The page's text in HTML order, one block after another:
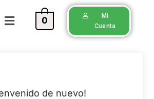
0
Mi
Cuenta
de nuevo!